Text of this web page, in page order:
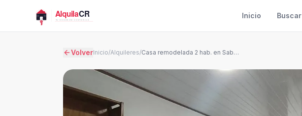
Inicio Buscar
VolverInicio/Alquileres/ Casa remodelada 2 hab. en Sabanilla de Montes de Oca